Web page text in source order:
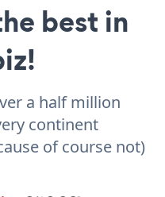
best in
a half million
continent
of course not)